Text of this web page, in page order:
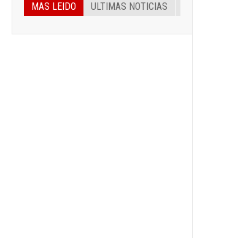
MAS LEIDO ULTIMAS NOTICIAS